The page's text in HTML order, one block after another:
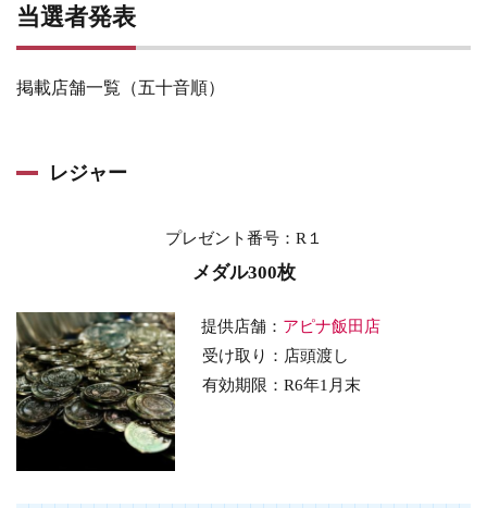
当選者発表
掲載店舗一覧（五十音順）
レジャー
プレゼント番号：R１
メダル300枚
提供店舗： アピナ飯田店
受け取り：店頭渡し
有効期限：R6年1月末